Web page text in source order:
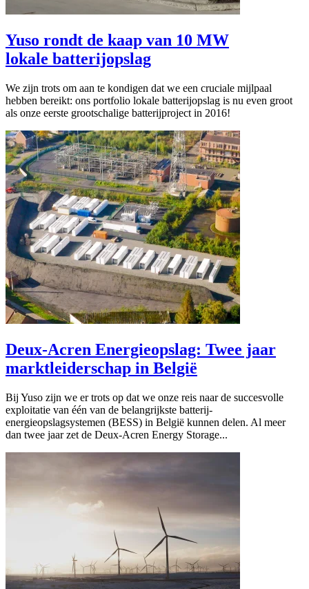
Yuso rondt de kaap van 10 MW
lokale batterijopslag
We zijn trots om aan te kondigen dat we een cruciale mijlpaal
hebben bereikt: ons portfolio lokale batterijopslag is nu even groot
als onze eerste grootschalige batterijproject in 2016!
Deux-Acren Energieopslag: Twee jaar
marktleiderschap in België
Bij Yuso zijn we er trots op dat we onze reis naar de succesvolle
exploitatie van één van de belangrijkste batterij-
energieopslagsystemen (BESS) in België kunnen delen. Al meer
dan twee jaar zet de Deux-Acren Energy Storage...